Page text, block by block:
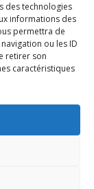
des technologies
informations des
permettra de
ou les ID
retirer son
caractéristiques
à